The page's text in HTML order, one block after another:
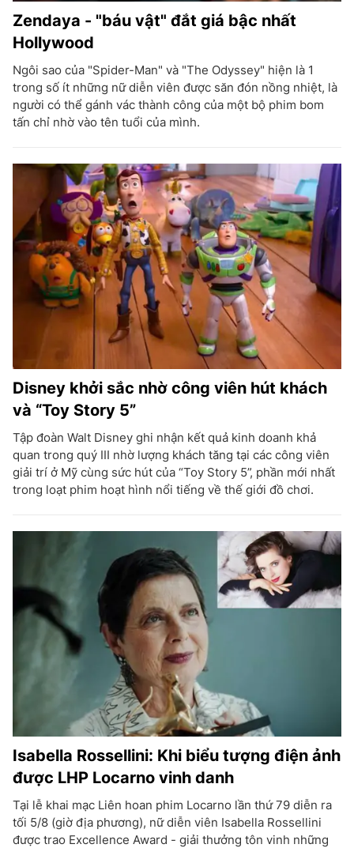
Zendaya - "báu vật" đắt giá bậc nhất
Hollywood
Ngôi sao của "Spider-Man" và "The Odyssey" hiện là 1
trong số ít những nữ diễn viên được săn đón nồng nhiệt, là
người có thể gánh vác thành công của một bộ phim bom
tấn chỉ nhờ vào tên tuổi của mình.
Disney khởi sắc nhờ công viên hút khách
và “Toy Story 5”
Tập đoàn Walt Disney ghi nhận kết quả kinh doanh khả
quan trong quý III nhờ lượng khách tăng tại các công viên
giải trí ở Mỹ cùng sức hút của “Toy Story 5”, phần mới nhất
trong loạt phim hoạt hình nổi tiếng về thế giới đồ chơi.
Isabella Rossellini: Khi biểu tượng điện ảnh
được LHP Locarno vinh danh
Tại lễ khai mạc Liên hoan phim Locarno lần thứ 79 diễn ra
tối 5/8 (giờ địa phương), nữ diễn viên Isabella Rossellini
được trao Excellence Award - giải thưởng tôn vinh những